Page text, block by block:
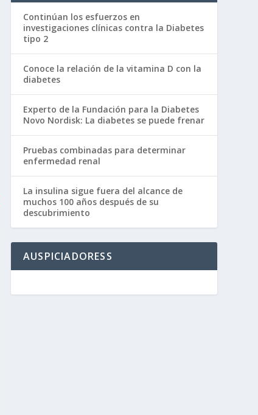
Continúan los esfuerzos en
investigaciones clínicas contra la Diabetes
tipo 2
Conoce la relación de la vitamina D con la
diabetes
Experto de la Fundación para la Diabetes
Novo Nordisk: La diabetes se puede frenar
Pruebas combinadas para determinar
enfermedad renal
La insulina sigue fuera del alcance de
muchos 100 años después de su
descubrimiento
AUSPICIADORESS